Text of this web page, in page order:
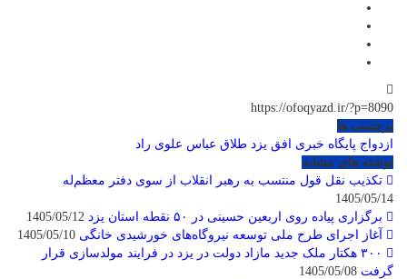
https://ofoqyazd.ir/?p=8090
برچسب ها
ازدواج پایگاه خبری افق یزد طلاق عباس علوی راد
نوشته های مشابه
تکذیب نقل قول منتسب به رهبر انقلاب از سوی دفتر معظم‌له
1405/05/14
برگزاری پیاده روی اربعین حسینی در ۵۰ نقطه استان یزد
آغاز اجرای طرح ملی توسعه نیروگاه‌های خورشیدی خانگی
۳۰۰ هکتار ملک جدید مازاد دولت در یزد در فرایند مولدسازی قرار
گرفت